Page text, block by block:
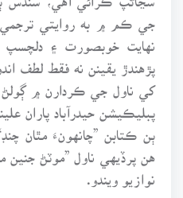
جي ڪم ۾ به روايتي ترجمي
نهايت خوبصورت ۽
پڙهندڙ يقينن نه فقط لطف
کي ناول جي ڪردارن ۾ ڳولڻ
پبليڪيشن حيدرآباد پاران
ٻن ڪتابن ”چانهونءَ مٿان
هن پرڏيهي ناول ”موٽڻ
نوازيو ويندو.